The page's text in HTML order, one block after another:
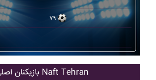
۷۹
بازیکنان اصلی Naft Tehran